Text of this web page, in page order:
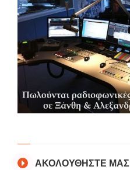
ΑΚΟΛΟΥΘΗΣΤΕ ΜΑΣ